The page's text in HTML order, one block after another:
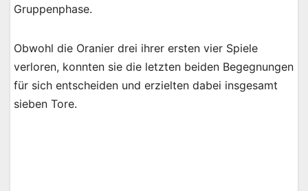
Gruppenphase.
Obwohl die Oranier drei ihrer ersten vier Spiele
verloren, konnten sie die letzten beiden Begegnungen
für sich entscheiden und erzielten dabei insgesamt
sieben Tore.